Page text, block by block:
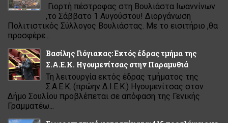
Γιορτή πέστροφας στη Βουλιάστα Ιωαννίνων
,το Σάββατο 1 Αυγούστου! Διοργάνωση
Πολιτιστικός Σύλλογος Βουλιάστας. Με το εισιτήριο ,θα
προσφέρε...
Βασίλης Γιόγιακας: Εκτός έδρας τμήμα της
Σ.Α.Ε.Κ. Ηγουμενίτσας στην Παραμυθιά
Τη λειτουργία εκτός έδρας τμήματος της
Σ.Α.Ε.Κ. (πρώην Δ.Ι.Ε.Κ.) Ηγουμενίτσας στον
Δήμο Σουλίου προβλέπεται σε απόφαση της Γενικής
Γραμματέω...